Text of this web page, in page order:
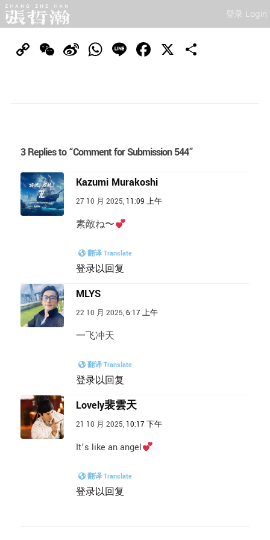
登录 Login
CopyWeChat
SinaWhatsApp
Line Facebook
X
3 Replies to “Comment for Submission 544”
Kazumi Murakoshi
27 10 月 2025, 11:09 上午
素敵ね〜
翻译 Translate
登录以回复
MLYS
22 10 月 2025,6:17 上午
一飞冲天
翻译 Translate
登录以回复
Lovely裴雲天
21 10 月 2025, 10:17 下午
It’s like an angel
翻译 Translate
登录以回复